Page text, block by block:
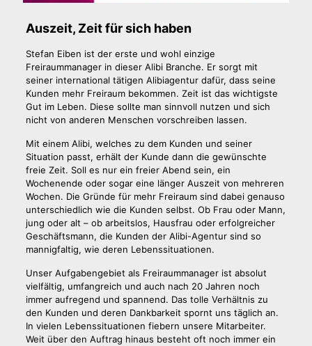
Auszeit, Zeit für sich haben
Stefan Eiben ist der erste und wohl einzige
Freiraummanager in dieser Alibi Branche. Er sorgt mit
seiner international tätigen Alibiagentur dafür, dass seine
Kunden mehr Freiraum bekommen. Zeit ist das wichtigste
Gut im Leben. Diese sollte man sinnvoll nutzen und sich
nicht von anderen Menschen vorschreiben lassen.
Mit einem Alibi, welches zu dem Kunden und seiner
Situation passt, erhält der Kunde dann die gewünschte
freie Zeit. Soll es nur ein freier Abend sein, ein
Wochenende oder sogar eine länger Auszeit von mehreren
Wochen. Die Gründe für mehr Freiraum sind dabei genauso
unterschiedlich wie die Kunden selbst. Ob Frau oder Mann,
jung oder alt – ob arbeitslos, Hausfrau oder erfolgreicher
Geschäftsmann, die Kunden der Alibi-Agentur sind so
mannigfaltig, wie deren Lebenssituationen.
Unser Aufgabengebiet als Freiraummanager ist absolut
vielfältig, umfangreich und auch nach 20 Jahren noch
immer aufregend und spannend. Das tolle Verhältnis zu
den Kunden und deren Dankbarkeit spornt uns täglich an.
In vielen Lebenssituationen fiebern unsere Mitarbeiter.
Weit über den Auftrag hinaus besteht oft noch immer ein